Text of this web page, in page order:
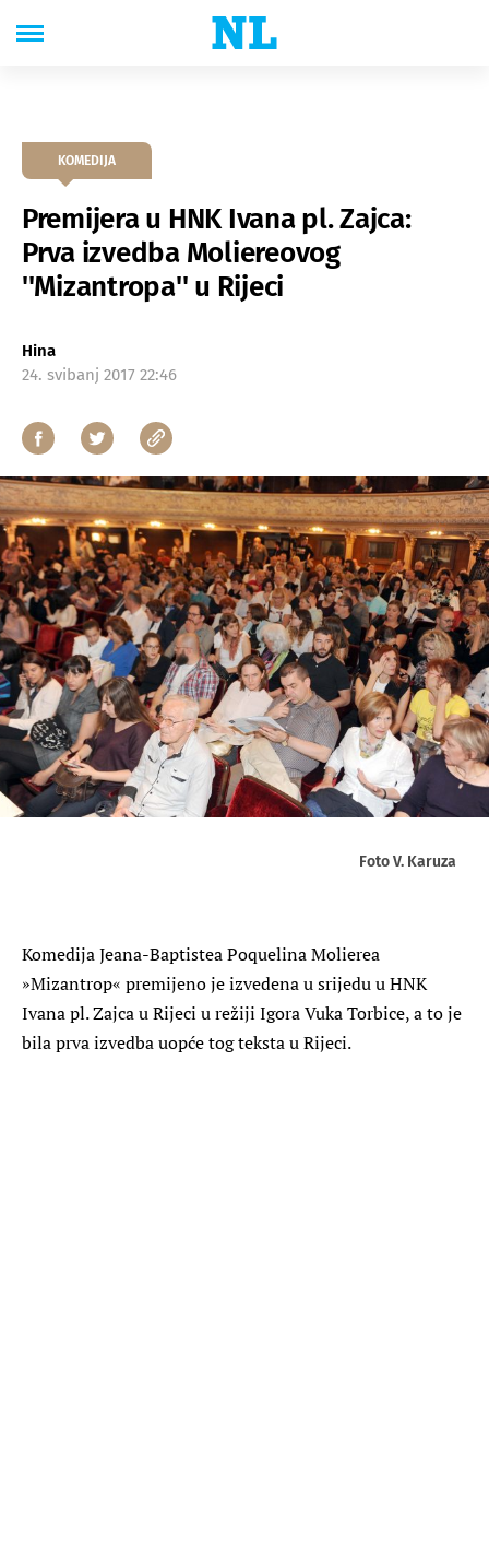
KOMEDIJA
Premijera u HNK Ivana pl. Zajca:
Prva izvedba Moliereovog
''Mizantropa'' u Rijeci
Hina
24. svibanj 2017 22:46
Foto V. Karuza
Komedija Jeana-Baptistea Poquelina Molierea
»Mizantrop« premijeno je izvedena u srijedu u HNK
Ivana pl. Zajca u Rijeci u režiji Igora Vuka Torbice, a to je
bila prva izvedba uopće tog teksta u Rijeci.